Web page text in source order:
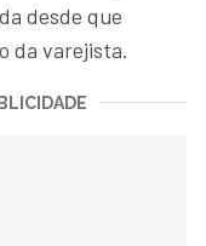
desde que
da varejista.